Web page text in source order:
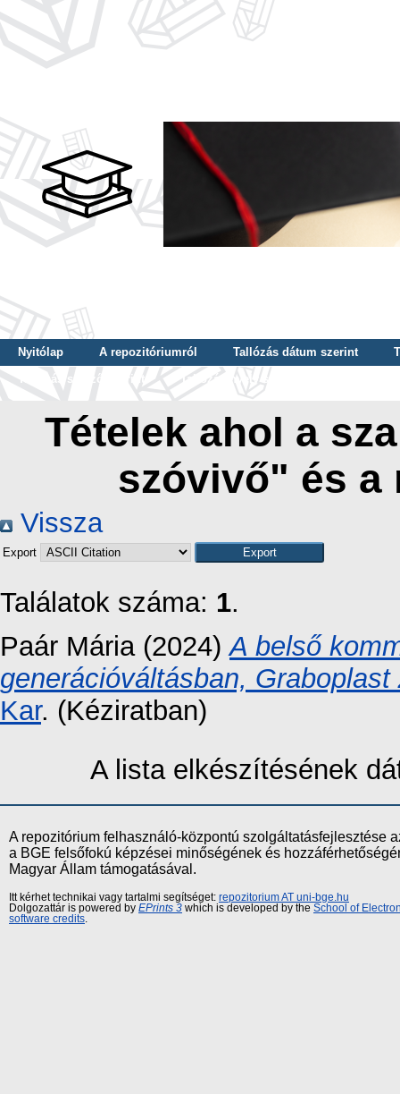
Nyitólap A repozitóriumról Tallózás dátum szerint
Tallózás szerző szerint
Tallózás nyelv szerint
Tételek ahol a
szóvivő" és a
Vissza
Export
Találatok száma: 1.
Paár Mária (2024)A belső
generációváltásban,
Kar. (Kéziratban)
A lista elkészítésének
A repozitórium felhasználó-központú szolgáltatásfejlesztése
a BGE felsőfokú képzései minőségének és
Magyar Állam támogatásával.
Itt kérhet technikai vagy tartalmi segítséget: repozitorium AT uni-bge.hu
Dolgozattár is powered by EPrints 3 which is developed by the School of
software credits